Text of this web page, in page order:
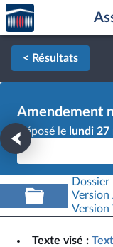
Aller au contenu
Aller en bas de la
Accèder
à la
page
d'accueil
< Résultats
Amendement
Déposé le lundi
Version
Texte visé :